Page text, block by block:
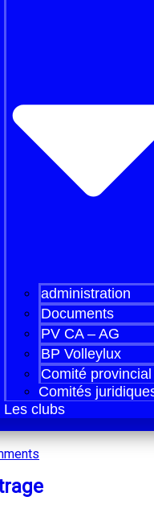
administration
Documents
PV CA – AG
BP Volleylux
Comité provincial
Comités
Les clubs